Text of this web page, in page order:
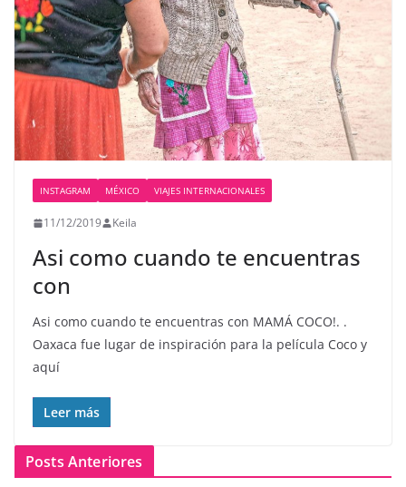
INSTAGRAM MÉXICO VIAJES INTERNACIONALES
11/12/2019 Keila
Asi como cuando te encuentras
con
Asi como cuando te encuentras con MAMÁ COCO!. .
Oaxaca fue lugar de inspiración para la película Coco y
aquí
Leer más
Posts Anteriores